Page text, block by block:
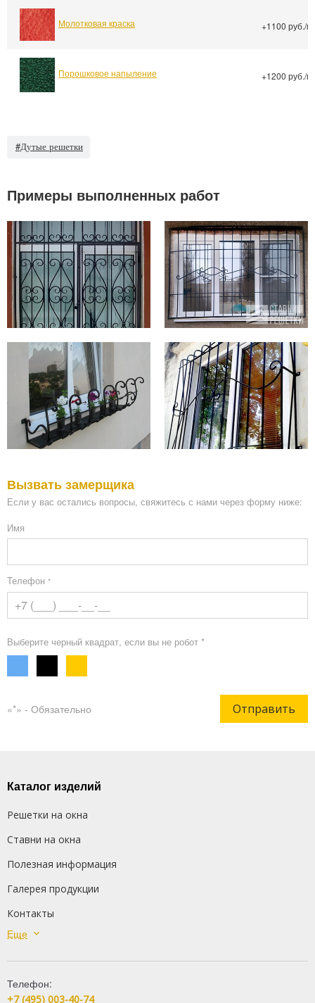
Вызвать замерщика
Если у вас остались вопросы, свяжитесь с нами через форму ниже:
Имя
Телефон *
Выберите черный квадрат, если вы не робот *
«*» - Обязательно Отправить
Молотковая краска +1100 руб./м
Порошковое напыление +1200 руб./м
#Дутые решетки
Примеры выполненных работ
Каталог изделий
Решетки на окна
Ставни на окна
Полезная информация
Галерея продукции
Контакты
Сварные решетки
Кованые решетки
Распашные решетки
Еще
Телефон:
+7 (495) 003-40-74